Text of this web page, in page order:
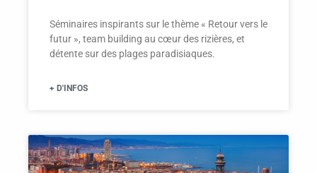
Séminaires inspirants sur le thème « Retour vers le
futur », team building au cœur des rizières, et
détente sur des plages paradisiaques.
+ D'INFOS